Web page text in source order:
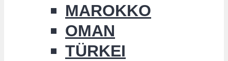
MAROKKO
OMAN
TÜRKEI